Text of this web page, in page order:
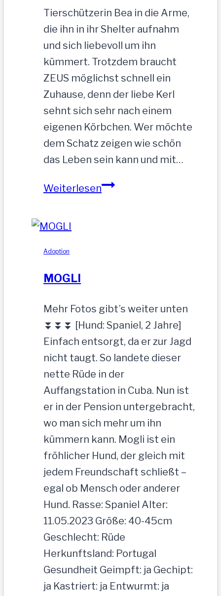
Tierschützerin Bea in die Arme,
die ihn in ihr Shelter aufnahm
und sich liebevoll um ihn
kümmert. Trotzdem braucht
ZEUS möglichst schnell ein
Zuhause, denn der liebe Kerl
sehnt sich sehr nach einem
eigenen Körbchen. Wer möchte
dem Schatz zeigen wie schön
das Leben sein kann und mit…
WeiterlesenZEUS
Adoption
MOGLI
Mehr Fotos gibt’s weiter unten
⏬⏬⏬ [Hund: Spaniel, 2 Jahre]
Einfach entsorgt, da er zur Jagd
nicht taugt. So landete dieser
nette Rüde in der
Auffangstation in Cuba. Nun ist
er in der Pension untergebracht,
wo man sich mehr um ihn
kümmern kann. Mogli ist ein
fröhlicher Hund, der gleich mit
jedem Freundschaft schließt –
egal ob Mensch oder anderer
Hund. Rasse: Spaniel Alter:
11.05.2023 Größe: 40-45cm
Geschlecht: Rüde
Herkunftsland: Portugal
Gesundheit Geimpft: ja Gechipt:
ja Kastriert: ja Entwurmt: ja